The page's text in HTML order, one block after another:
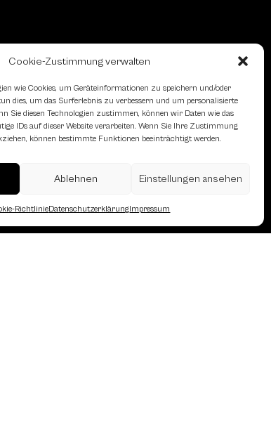
Cookie-Zustimmung verwalten
wie Cookies, um Geräteinformationen zu speichern und/oder
dies, um das Surferlebnis zu verbessern und um personalisierte
Sie diesen Technologien zustimmen, können wir Daten wie das
IDs auf dieser Website verarbeiten. Wenn Sie Ihre Zustimmung
können bestimmte Funktionen beeinträchtigt werden.
Ablehnen Einstellungen ansehen
RichtlinieDatenschutzerklärungImpressum
Österreichischen